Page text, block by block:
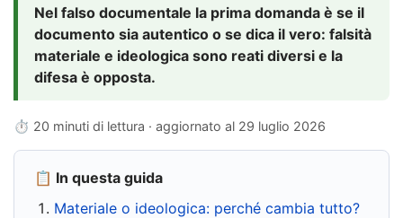
Nel falso documentale la prima domanda è se il
documento sia autentico o se dica il vero: falsità
materiale e ideologica sono reati diversi e la
difesa è opposta.
⏱ 20 minuti di lettura · aggiornato al 29 luglio 2026
📋 In questa guida
Materiale o ideologica: perché cambia tutto?